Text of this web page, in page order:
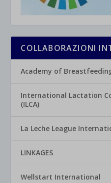
COLLABORAZIONI
Academy of
International Lactation
(ILCA)
La Leche League
LINKAGES
Wellstart International